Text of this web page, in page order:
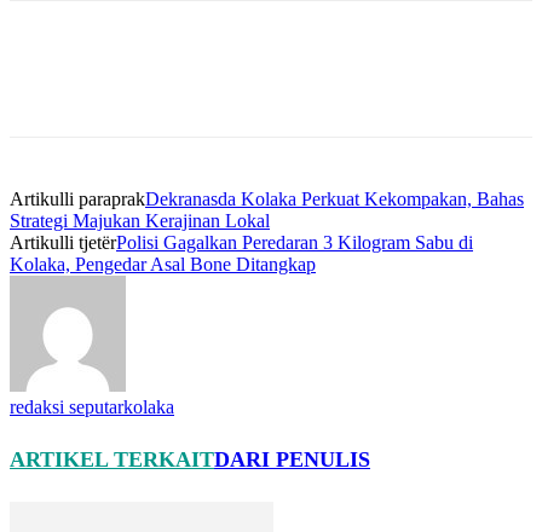
Artikulli paraprakDekranasda Kolaka Perkuat Kekompakan, Bahas
Strategi Majukan Kerajinan Lokal
Artikulli tjetërPolisi Gagalkan Peredaran 3 Kilogram Sabu di
Kolaka, Pengedar Asal Bone Ditangkap
redaksi seputarkolaka
ARTIKEL TERKAITDARI PENULIS